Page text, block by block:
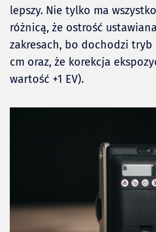
lepszy. Nie tylko ma
różnicą, że ostrość
zakresach, bo dochodzi tryb
cm oraz, że korekcja
wartość +1 EV).